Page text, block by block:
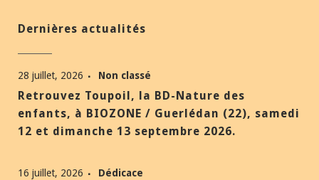
Dernières actualités
28 juillet, 2026 Non classé
Retrouvez Toupoil, la BD-Nature des
enfants, à BIOZONE / Guerlédan (22), samedi
12 et dimanche 13 septembre 2026.
16 juillet, 2026 Dédicace